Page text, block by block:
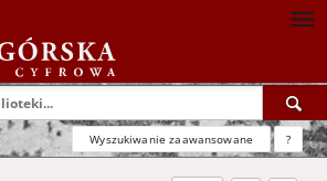
Wyszukiwanie zaawansowane ?